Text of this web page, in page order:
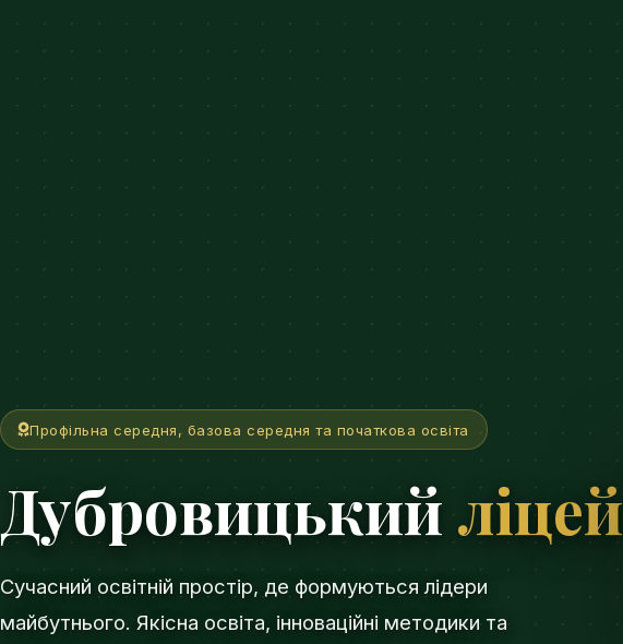
Профільна середня, базова середня та початкова освіта
Дубровицькийліцей
Сучасний освітній простір, де формуються лідери
майбутнього. Якісна освіта, інноваційні методики та